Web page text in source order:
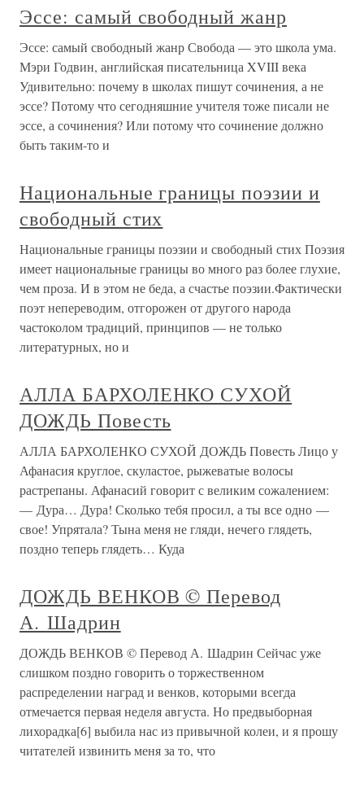
Эссе: самый свободный жанр
Эссе: самый свободный жанр Свобода — это школа ума.
Мэри Годвин, английская писательница XVIII века
Удивительно: почему в школах пишут сочинения, а не
эссе? Потому что сегодняшние учителя тоже писали не
эссе, а сочинения? Или потому что сочинение должно
быть таким-то и
Национальные границы поэзии и
свободный стих
Национальные границы поэзии и свободный стих Поэзия
имеет национальные границы во много раз более глухие,
чем проза. И в этом не беда, а счастье поэзии.Фактически
поэт непереводим, отгорожен от другого народа
частоколом традиций, принципов — не только
литературных, но и
АЛЛА БАРХОЛЕНКО СУХОЙ
ДОЖДЬ Повесть
АЛЛА БАРХОЛЕНКО СУХОЙ ДОЖДЬ Повесть Лицо у
Афанасия круглое, скуластое, рыжеватые волосы
растрепаны. Афанасий говорит с великим сожалением:
— Дура… Дура! Сколько тебя просил, а ты все одно —
свое! Упрятала? Тына меня не гляди, нечего глядеть,
поздно теперь глядеть… Куда
ДОЖДЬ ВЕНКОВ © Перевод
А. Шадрин
ДОЖДЬ ВЕНКОВ © Перевод А. Шадрин Сейчас уже
слишком поздно говорить о торжественном
распределении наград и венков, которыми всегда
отмечается первая неделя августа. Но предвыборная
лихорадка[6] выбила нас из привычной колеи, и я прошу
читателей извинить меня за то, что